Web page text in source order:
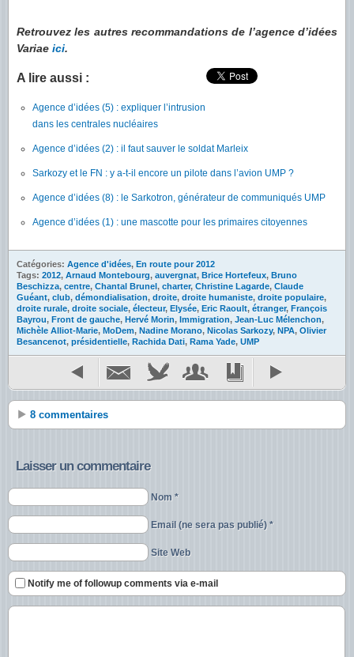
Retrouvez les autres recommandations de l’agence d’idées
Variae ici.
A lire aussi :
Agence d’idées (5) : expliquer l’intrusion
dans les centrales nucléaires
Agence d’idées (2) : il faut sauver le soldat Marleix
Sarkozy et le FN : y a-t-il encore un pilote dans l’avion UMP ?
Agence d’idées (8) : le Sarkotron, générateur de communiqués UMP
Agence d’idées (1) : une mascotte pour les primaires citoyennes
Catégories: Agence d'idées, En route pour 2012
Tags: 2012, Arnaud Montebourg, auvergnat, Brice Hortefeux, Bruno
Beschizza, centre, Chantal Brunel, charter, Christine Lagarde, Claude
Guéant, club, démondialisation, droite, droite humaniste, droite populaire,
droite rurale, droite sociale, électeur, Elysée, Eric Raoult, étranger, François
Bayrou, Front de gauche, Hervé Morin, Immigration, Jean-Luc Mélenchon,
Michèle Alliot-Marie, MoDem, Nadine Morano, Nicolas Sarkozy, NPA, Olivier
Besancenot, présidentielle, Rachida Dati, Rama Yade, UMP
8 commentaires
Laisser un commentaire
Nom *
Email (ne sera pas publié) *
Site Web
Notify me of followup comments via e-mail